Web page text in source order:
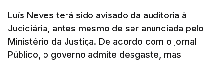
Luís Neves terá sido avisado da auditoria à
Judiciária, antes mesmo de ser anunciada pelo
Ministério da Justiça. De acordo com o jornal
Público, o governo admite desgaste, mas